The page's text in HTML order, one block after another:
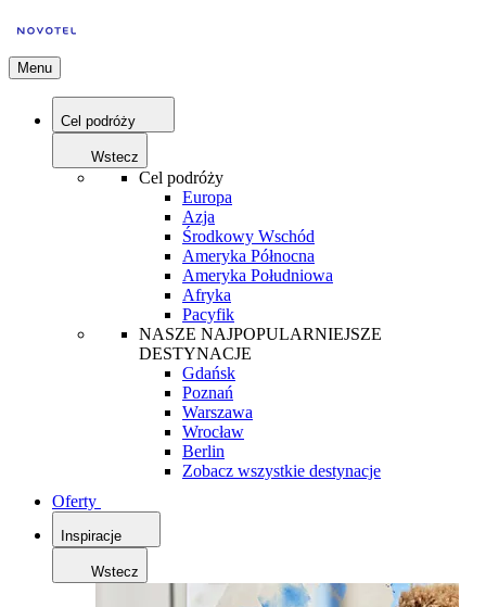
Menu
Cel podróży
Wstecz
Cel podróży
Europa
Azja
Środkowy Wschód
Ameryka Północna
Ameryka Południowa
Afryka
Pacyfik
NASZE NAJPOPULARNIEJSZE
DESTYNACJE
Gdańsk
Poznań
Warszawa
Wrocław
Berlin
Zobacz wszystkie destynacje
Oferty
Inspiracje
Wstecz